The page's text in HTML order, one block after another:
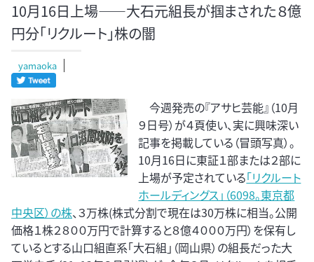
10月16日上場――大石元組長が掴まされた８億
円分「リクルート」株の闇
yamaoka
今週発売の『アサヒ芸能』（10月
９日号）が４頁使い、実に興味深い
記事を掲載している（冒頭写真）。
10月16日に東証１部または２部に
上場が予定されている「リクルート
ホールディングス」（6098。東京都
中央区）の株、３万株(株式分割で現在は30万株に相当。公開
価格１株２８００万円で計算すると８億４０００万円）を保有し
ているとする山口組直系「大石組」（岡山県）の組長だった大